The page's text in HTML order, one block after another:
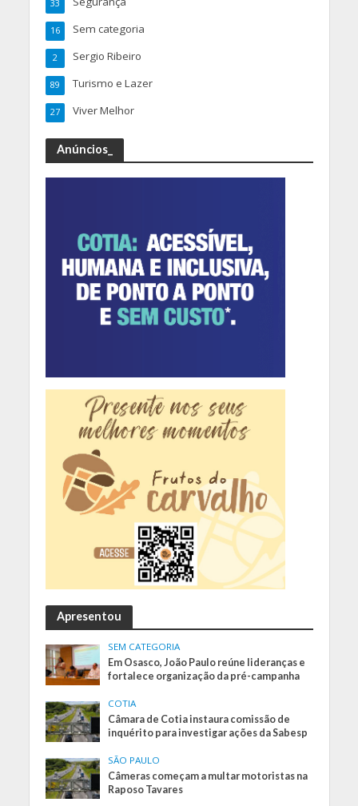
33
Sem categoria
16
Sergio Ribeiro
2
Turismo e Lazer
89
Viver Melhor
27
Anúncios_
Apresentou
SEM CATEGORIA
Em Osasco, João Paulo reúne lideranças e
fortalece organização da pré-campanha
COTIA
Câmara de Cotia instaura comissão de
inquérito para investigar ações da Sabesp
SÃO PAULO
Câmeras começam a multar motoristas na
Raposo Tavares